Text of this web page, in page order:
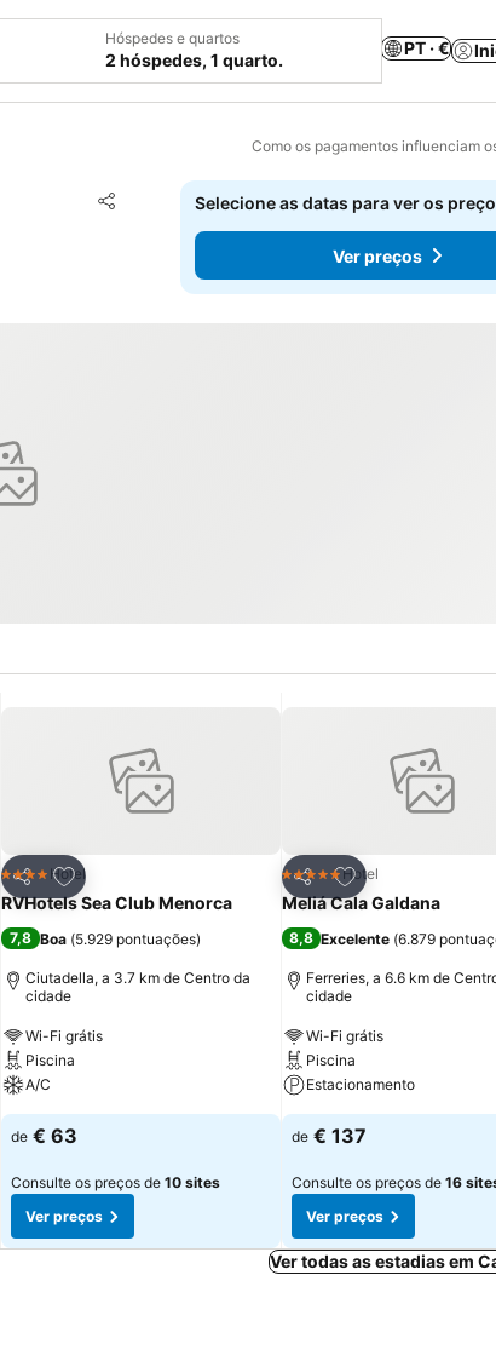
Hóspedes e quartos
2 hóspedes, 1 quarto.
PT · €
Como os pagamentos influenciam
Partilhar
Adicionar aos favoritos
Selecione as datas para ver os
Ver preços
Partilhar
Adicionar aos favoritos
4 EstrelasHotel
RVHotels Sea Club Menorca
7,8 Boa (5.929 pontuações)
Ciutadella, a 3.7 km de Centro da
cidade
Wi-Fi grátis
Piscina
A/C
de € 63
Consulte os preços de 10 sites
Ver preços
Partilhar
Adicionar aos
5 EstrelasHotel
Meliá Cala Galdana
8,8 Excelente (6.879
Ferreries, a 6.6 km de
cidade
Wi-Fi grátis
Piscina
Estacionamento
de € 137
Consulte os preços de 16
Ver preços
Ver todas as estadias em